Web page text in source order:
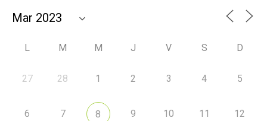
L M M J V S D
27 28 1 2 3 4 5
6 7 8 9 10 11 12